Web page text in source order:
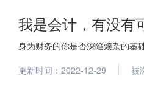
我是会计，有没有
身为财务的你是否深陷烦杂的基
更新时间：2022-12-29
被